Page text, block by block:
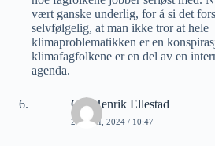
vært ganske underlig, for å si det
selvfølgelig, at man ikke tror at hele
klimaproblematikken er en
klimafagfolkene er en del av en
agenda.
Ole Henrik Ellestad
29 JUNI, 2024 / 10:47